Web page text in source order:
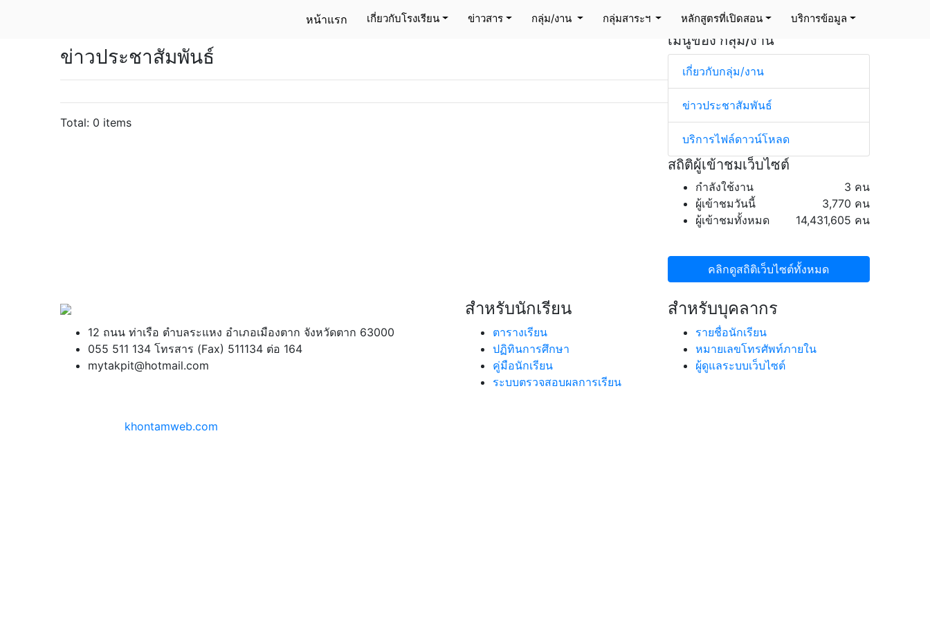
หน้าแรก (current)
เกี่ยวกับโรงเรียน ข่าวสาร กลุ่ม/งาน กลุ่มสาระฯ หลักสูตรที่เปิดสอน บริการข้อมูล
ข่าวประชาสัมพันธ์
ข่าวประชาสัมพันธ์
Total: 0 items
เมนูของ กลุ่ม/งาน
เกี่ยวกับกลุ่ม/งาน
ข่าวประชาสัมพันธ์
บริการไฟล์ดาวน์โหลด
สถิติผู้เข้าชมเว็บไซต์
กำลังใช้งาน
3 คน
ผู้เข้าชมวันนี้
3,770 คน
ผู้เข้าชมทั้งหมด
14,431,605 คน
คลิกดูสถิติเว็บไซต์ทั้งหมด
12 ถนน ท่าเรือ ตำบลระแหง อำเภอเมืองตาก จังหวัดตาก 63000
055 511 134 โทรสาร (Fax) 511134 ต่อ 164
mytakpit@hotmail.com
สำหรับนักเรียน
ตารางเรียน
ปฏิทินการศึกษา
คู่มือนักเรียน
ระบบตรวจสอบผลการเรียน
สำหรับบุคลากร
รายชื่อนักเรียน
หมายเลขโทรศัพท์ภายใน
ผู้ดูแลระบบเว็บไซต์
khontamweb.com